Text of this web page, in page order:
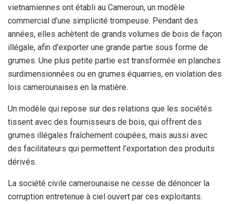
vietnamiennes ont établi au Cameroun, un modèle
commercial d’une simplicité trompeuse. Pendant des
années, elles achètent de grands volumes de bois de façon
illégale, afin d’exporter une grande partie sous forme de
grumes. Une plus petite partie est transformée en planches
surdimensionnées ou en grumes équarries, en violation des
lois camerounaises en la matière.
Un modèle qui repose sur des relations que les sociétés
tissent avec des fournisseurs de bois, qui offrent des
grumes illégales fraîchement coupées, mais aussi avec
des facilitateurs qui permettent l’exportation des produits
dérivés.
La société civile camerounaise ne cesse de dénoncer la
corruption entretenue à ciel ouvert par ces exploitants.